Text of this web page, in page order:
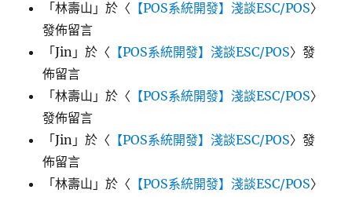
「林壽山 」於〈 【POS系統開發】淺談ESC/POS〉
發佈留言
「Jin 」於〈 【POS系統開發】淺談ESC/POS〉發
佈留言
「林壽山 」於〈 【POS系統開發】淺談ESC/POS〉
發佈留言
「Jin 」於〈 【POS系統開發】淺談ESC/POS〉發
佈留言
「林壽山 」於〈 【POS系統開發】淺談ESC/POS〉